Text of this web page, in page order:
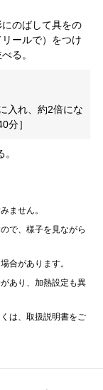
のばして具をの
ールで）をつけ
る。
入れ、約2倍にな
分］
ません。
で、様子を見ながら
合があります。
あり、加熱設定も異
は、取扱説明書をご